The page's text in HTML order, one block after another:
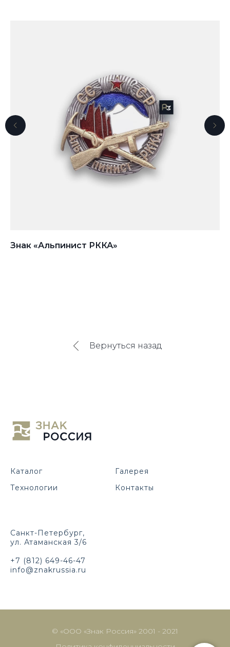
Знак «Альпинист РККА»
Вернуться назад
Каталог
Технологии
Галерея
Контакты
Санкт-Петербург,
ул. Атаманская 3/6
+7 (812) 649-46-47
info@znakrussia.ru
© «ООО «Знак Россия» 2001 - 2021